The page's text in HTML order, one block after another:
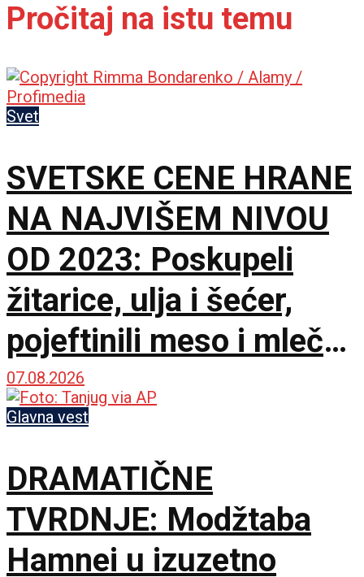
Pročitaj na istu temu
Svet
SVETSKE CENE HRANE
NA NAJVIŠEM NIVOU
OD 2023: Poskupeli
žitarice, ulja i šećer,
pojeftinili meso i mlečni
proizvodi
07.08.2026
Glavna vest
DRAMATIČNE
TVRDNJE: Modžtaba
Hamnei u izuzetno